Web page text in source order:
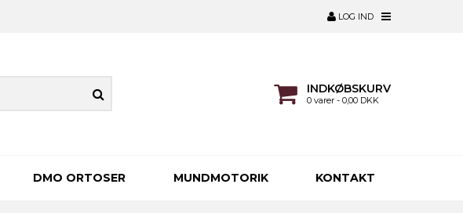
LOG IND
INDKØBSKURV
0 varer - 0,00 DKK
DMO ORTOSER MUNDMOTORIK KONTAKT